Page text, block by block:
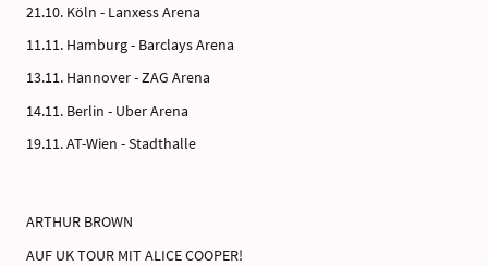
21.10. Köln - Lanxess Arena
11.11. Hamburg - Barclays Arena
13.11. Hannover - ZAG Arena
14.11. Berlin - Uber Arena
19.11. AT-Wien - Stadthalle
ARTHUR BROWN
AUF UK TOUR MIT ALICE COOPER!